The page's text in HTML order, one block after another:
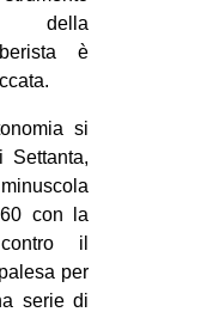
della
è
si
Settanta,
con la
il
per
serie di